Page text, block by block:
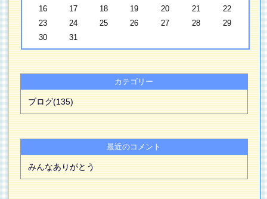
16
17 18 19 20 21
22
23
24 25 26 27 28
29
30
31
カテゴリー
ブログ(135)
最近のコメント
みんなありがとう